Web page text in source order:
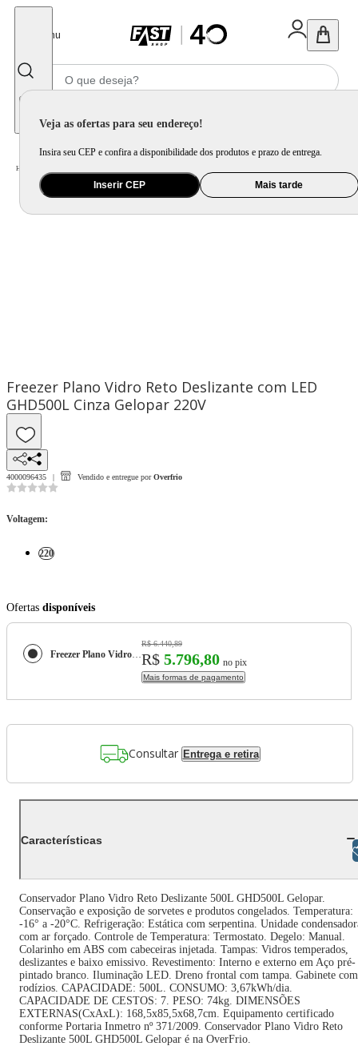
Menu
Veja as ofertas para seu endereço!
Insira seu CEP e confira a disponibilidade dos produtos e prazo de entrega.
Inserir CEP Mais tarde
Home
Freezer Plano Vidro Reto Deslizante com LED
GHD500L Cinza Gelopar 220V
4000096435 Vendido e entregue por Overfrio
Voltagem:
220
Ofertas disponíveis
Freezer Plano Vidro Reto Deslizante com LED GHD500L Cinza Gelopar 220V
R$ 6.440,89
R$ 5.796,80 no pix
Mais formas de pagamento
Consultar Entrega e retira
Características
Conservador Plano Vidro Reto Deslizante 500L GHD500L Gelopar.
Conservação e exposição de sorvetes e produtos congelados. Temperatura:
-16° a -20°C. Refrigeração: Estática com serpentina. Unidade
com ar forçado. Controle de Temperatura: Termostato. Degelo: Manual.
Colarinho em ABS com cabeceiras injetada. Tampas: Vidros temperados,
deslizantes e baixo emissivo. Revestimento: Interno e externo em Aço pré-
pintado branco. Iluminação LED. Dreno frontal com tampa. Gabinete com
rodízios. CAPACIDADE: 500L. CONSUMO: 3,67kWh/dia.
CAPACIDADE DE CESTOS: 7. PESO: 74kg. DIMENSÕES
EXTERNAS(CxAxL): 168,5x85,5x68,7cm. Equipamento certificado
conforme Portaria Inmetro nº 371/2009. Conservador Plano Vidro Reto
Deslizante 500L GHD500L Gelopar é na OverFrio.